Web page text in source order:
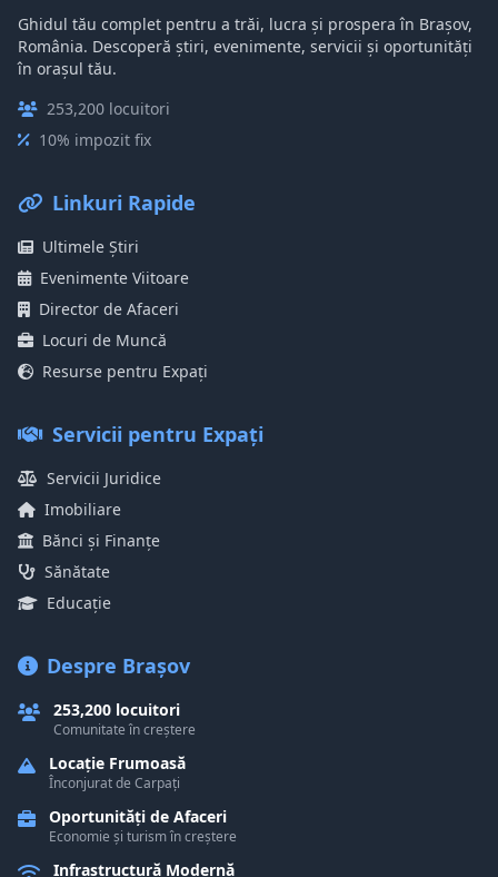
Ghidul tău complet pentru a trăi, lucra și prospera în Brașov,
România. Descoperă știri, evenimente, servicii și oportunități
în orașul tău.
253,200 locuitori
10% impozit fix
Linkuri Rapide
Ultimele Știri
Evenimente Viitoare
Director de Afaceri
Locuri de Muncă
Resurse pentru Expați
Servicii pentru Expați
Servicii Juridice
Imobiliare
Bănci și Finanțe
Sănătate
Educație
Despre Brașov
253,200 locuitori
Comunitate în creștere
Locație Frumoasă
Înconjurat de Carpați
Oportunități de Afaceri
Economie și turism în creștere
Infrastructură Modernă